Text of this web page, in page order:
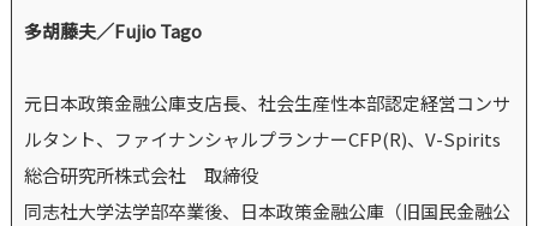
多胡藤夫／Fujio Tago
元日本政策金融公庫支店長、社会生産性本部認定経営コンサ
ルタント、ファイナンシャルプランナーCFP(R)、V-Spirits
総合研究所株式会社 取締役
同志社大学法学部卒業後、日本政策金融公庫（旧国民金融公